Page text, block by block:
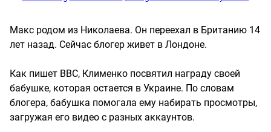
Макс родом из Николаева. Он переехал в Британию 14
лет назад. Сейчас блогер живет в Лондоне.
Как пишет BBC, Клименко посвятил награду своей
бабушке, которая остается в Украине. По словам
блогера, бабушка помогала ему набирать просмотры,
загружая его видео с разных аккаунтов.